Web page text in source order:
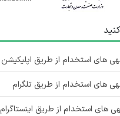
های استخدام از طریق اپلیکیشن
های استخدام از طریق تلگرام
های استخدام از طریق اینستاگرام